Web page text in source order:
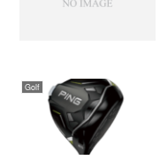
Golf